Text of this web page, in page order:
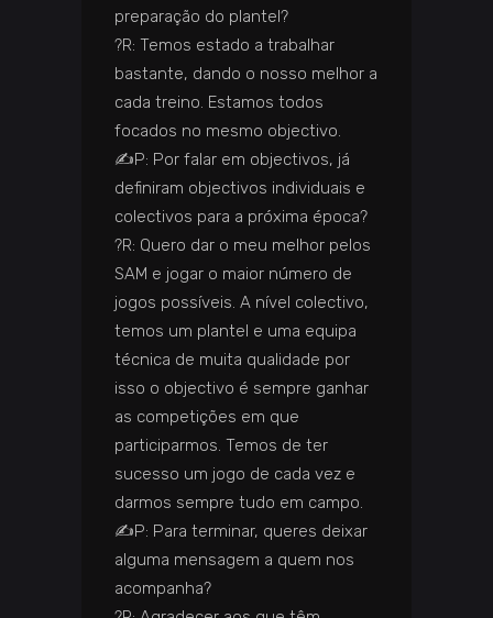
preparação do plantel?
?️R: Temos estado a trabalhar
bastante, dando o nosso melhor a
cada treino. Estamos todos
focados no mesmo objectivo.
✍️P: Por falar em objectivos, já
definiram objectivos individuais e
colectivos para a próxima época?
?️R: Quero dar o meu melhor pelos
SAM e jogar o maior número de
jogos possíveis. A nível colectivo,
temos um plantel e uma equipa
técnica de muita qualidade por
isso o objectivo é sempre ganhar
as competições em que
participarmos. Temos de ter
sucesso um jogo de cada vez e
darmos sempre tudo em campo.
✍️P: Para terminar, queres deixar
alguma mensagem a quem nos
acompanha?